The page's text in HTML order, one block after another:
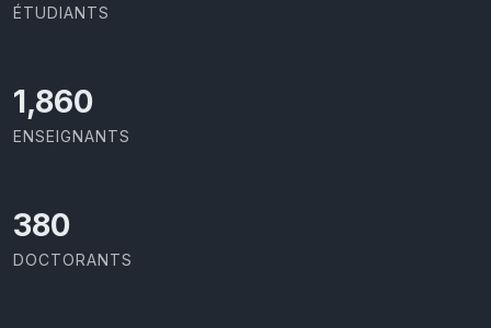
ÉTUDIANTS
2,029
ENSEIGNANTS
414
DOCTORANTS